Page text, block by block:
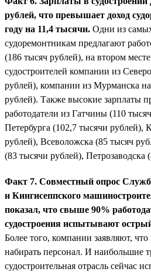
рублей, что превышает доход
году на 11,4 тысячи. Одни из
судоремонтникам предлагают
(186 тысяч рублей), на втором
судостроителей компании из
рублей), компании из Мурманска на
рублей). Также высокие зарплаты
работодатели из Гатчины (110
Петербурга (102,7 тысячи рублей),
рублей), Всеволожска (85 тысяч
(83 тысячи рублей), Петрозаводска
Факт 7. Совместный опрос
и Кингисеппского
показал, что свыше 90%
судостроения испытывают
Более того, компании заявляют,
набирать персонал. И наибольшие
судостроительная отрасль сейчас